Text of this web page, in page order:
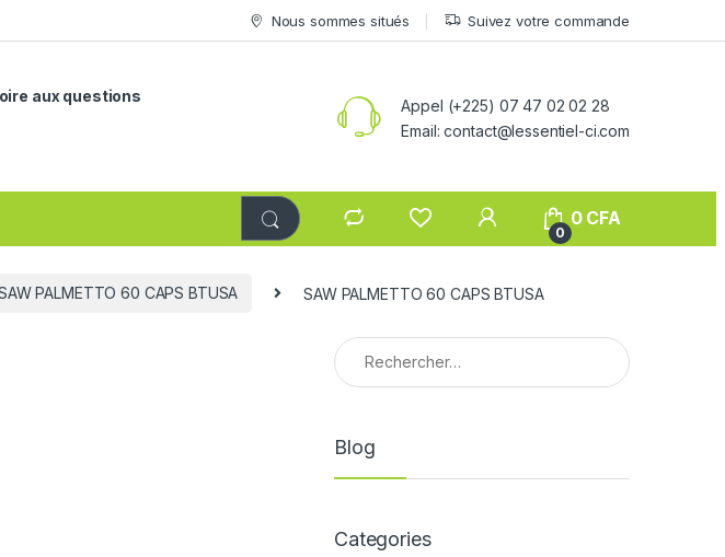
Nous sommes situés Suivez votre commande
aux questions
Appel (+225) 07 47 02 02 28
Email: contact@lessentiel-ci.com
0
0 CFA
PALMETTO 60 CAPS BTUSA SAW PALMETTO 60 CAPS BTUSA
Rechercher :
Blog
Categories